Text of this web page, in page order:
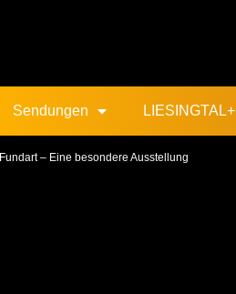
Sendungen LIESINGTAL+
Fundart – Eine besondere Ausstellung